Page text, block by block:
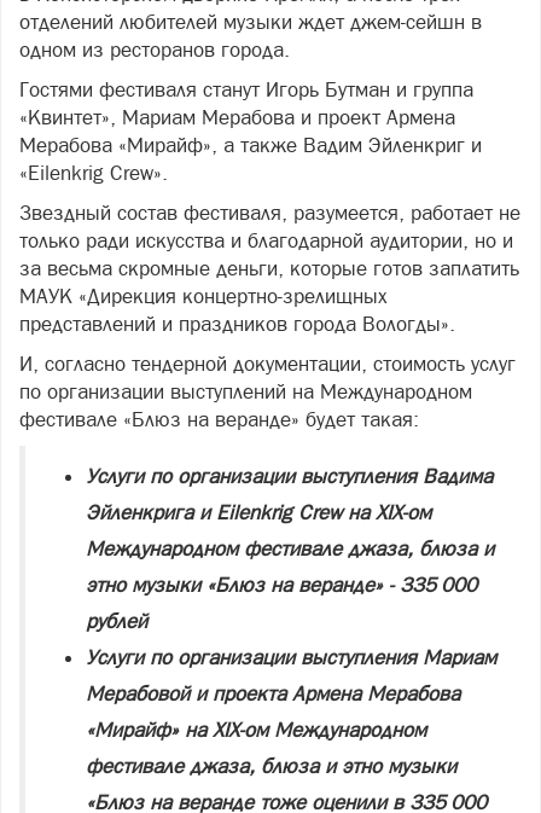
отделений любителей музыки ждет джем-сейшн в
одном из ресторанов города.
Гостями фестиваля станут Игорь Бутман и группа
«Квинтет», Мариам Мерабова и проект Армена
Мерабова «Мирайф», а также Вадим Эйленкриг и
«Eilenkrig Crew».
Звездный состав фестиваля, разумеется, работает не
только ради искусства и благодарной аудитории, но и
за весьма скромные деньги, которые готов заплатить
МАУК «Дирекция концертно-зрелищных
представлений и праздников города Вологды».
И, согласно тендерной документации, стоимость услуг
по организации выступлений на Международном
фестивале «Блюз на веранде» будет такая:
Услуги по организации выступления Вадима
Эйленкрига и Eilenkrig Crew на XIX-ом
Международном фестивале джаза, блюза и
этно музыки «Блюз на веранде» - 335 000
рублей
Услуги по организации выступления Мариам
Мерабовой и проекта Армена Мерабова
«Мирайф» на XIX-ом Международном
фестивале джаза, блюза и этно музыки
«Блюз на веранде тоже оценили в 335 000